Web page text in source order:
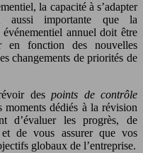
la capacité à s’adapter
aussi importante que la
annuel doit être
en fonction des nouvelles
changements de priorités de
despoints de contrôle
moments dédiés à la révision
d’évaluer les progrès, de
de vous assurer que vos
globaux de l’entreprise.